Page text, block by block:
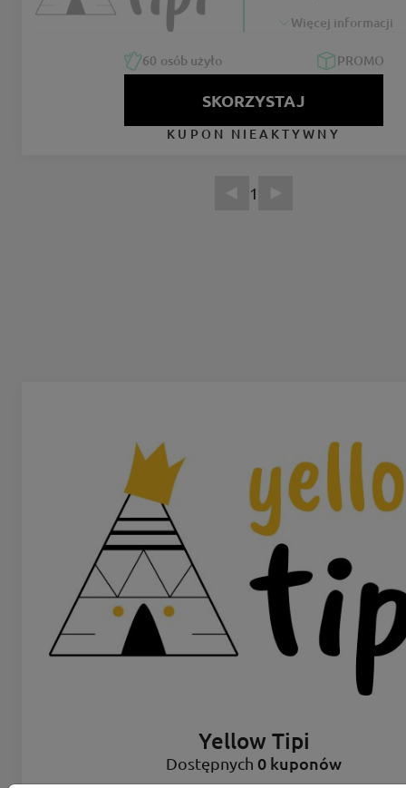
Więcej informacji
60 osób użyło PROMO
SKORZYSTAJ
KUPON NIEAKTYWNY
1
Yellow Tipi
Dostępnych 0 kuponów